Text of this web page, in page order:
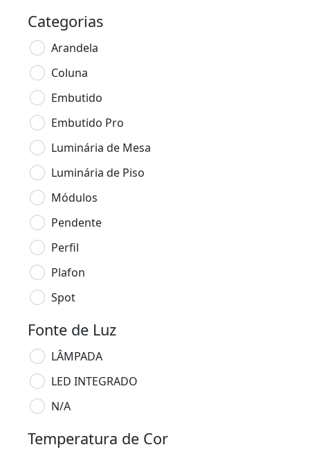
Categorias
Arandela
Coluna
Embutido
Embutido Pro
Luminária de Mesa
Luminária de Piso
Módulos
Pendente
Perfil
Plafon
Spot
Fonte de Luz
LÂMPADA
LED INTEGRADO
N/A
Temperatura de Cor